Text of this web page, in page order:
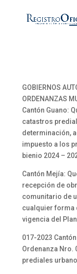
GOBIERNOS
ORDENANZAS
Cantón Guano:
catastros
determinación,
impuesto a los
bienio 2024 –
Cantón Mejía:
recepción de
comunitario de
cualquier forma
vigencia del
017-2023
Ordenanza Nro.
prediales